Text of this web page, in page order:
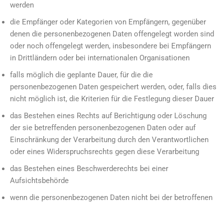
werden
die Empfänger oder Kategorien von Empfängern, gegenüber
denen die personenbezogenen Daten offengelegt worden sind
oder noch offengelegt werden, insbesondere bei Empfängern
in Drittländern oder bei internationalen Organisationen
falls möglich die geplante Dauer, für die die
personenbezogenen Daten gespeichert werden, oder, falls dies
nicht möglich ist, die Kriterien für die Festlegung dieser Dauer
das Bestehen eines Rechts auf Berichtigung oder Löschung
der sie betreffenden personenbezogenen Daten oder auf
Einschränkung der Verarbeitung durch den Verantwortlichen
oder eines Widerspruchsrechts gegen diese Verarbeitung
das Bestehen eines Beschwerderechts bei einer
Aufsichtsbehörde
wenn die personenbezogenen Daten nicht bei der betroffenen